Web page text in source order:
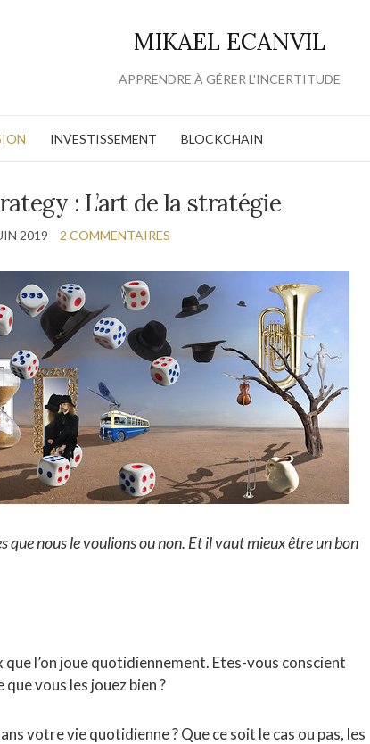
MIKAEL ECANVIL
APPRENDRE À GÉRER L'INCERTITUDE
INVESTISSEMENT BLOCKCHAIN
: L’art de la stratégie
2019 2 COMMENTAIRES
que nous le voulions ou non. Et il vaut mieux être un bon
que l’on joue quotidiennement. Etes-vous conscient
vous les jouez bien ?
votre vie quotidienne ? Que ce soit le cas ou pas, les